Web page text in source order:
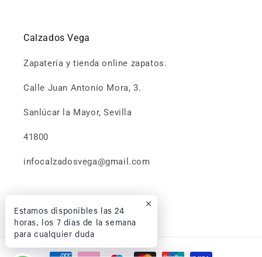
Calzados Vega
Zapatería y tienda online zapatos.
Calle Juan Antonio Mora, 3.
Sanlúcar la Mayor, Sevilla
41800
infocalzadosvega@gmail.com
Facebook
Formas
Estamos disponibles las 24
horas, los 7 días de la semana
para cualquier duda